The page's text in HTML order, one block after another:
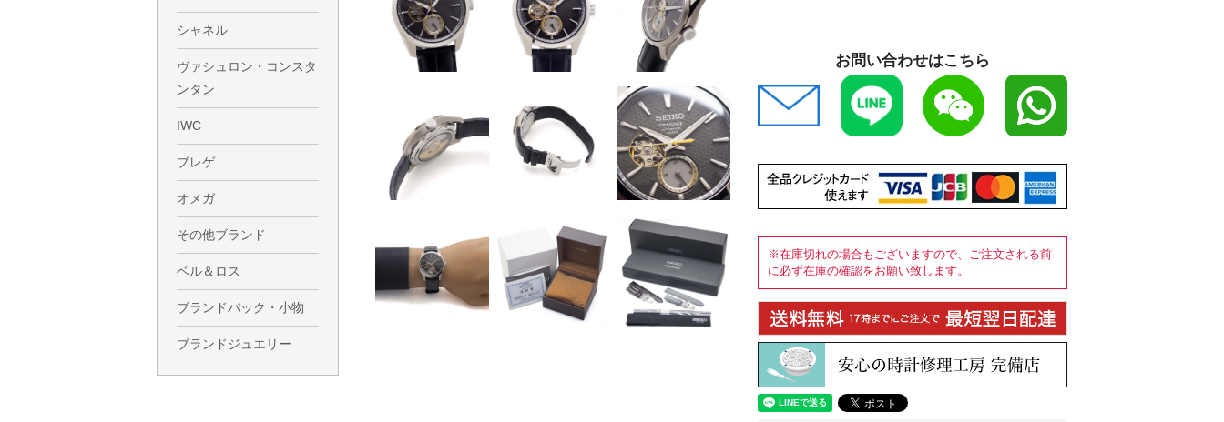
お問い合わせはこちら
※在庫切れの場合もございますので、ご注文される前
に必ず在庫の確認をお願い致します。
シャネル
ヴァシュロン・コンスタ
ンタン
IWC
ブレゲ
オメガ
その他ブランド
ベル＆ロス
ブランドバック・小物
ブランドジュエリー